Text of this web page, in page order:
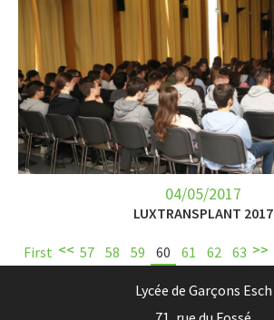
04/05/2017
LUXTRANSPLANT 2017
First << 57 58 59 60 61 62 63 >>
Lycée de Garçons Esch